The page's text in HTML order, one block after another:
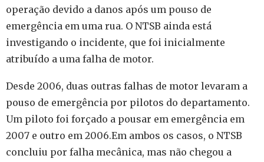
operação devido a danos após um pouso de
emergência em uma rua. O NTSB ainda está
investigando o incidente, que foi inicialmente
atribuído a uma falha de motor.
Desde 2006, duas outras falhas de motor levaram a
pouso de emergência por pilotos do departamento.
Um piloto foi forçado a pousar em emergência em
2007 e outro em 2006.Em ambos os casos, o NTSB
concluiu por falha mecânica, mas não chegou a